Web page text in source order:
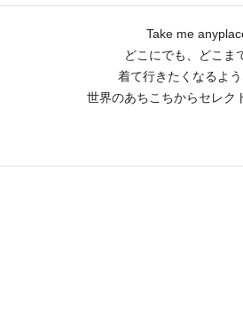
Take me
どこにでも、どこま
着て行きたくなるよう
世界のあちこちからセレク